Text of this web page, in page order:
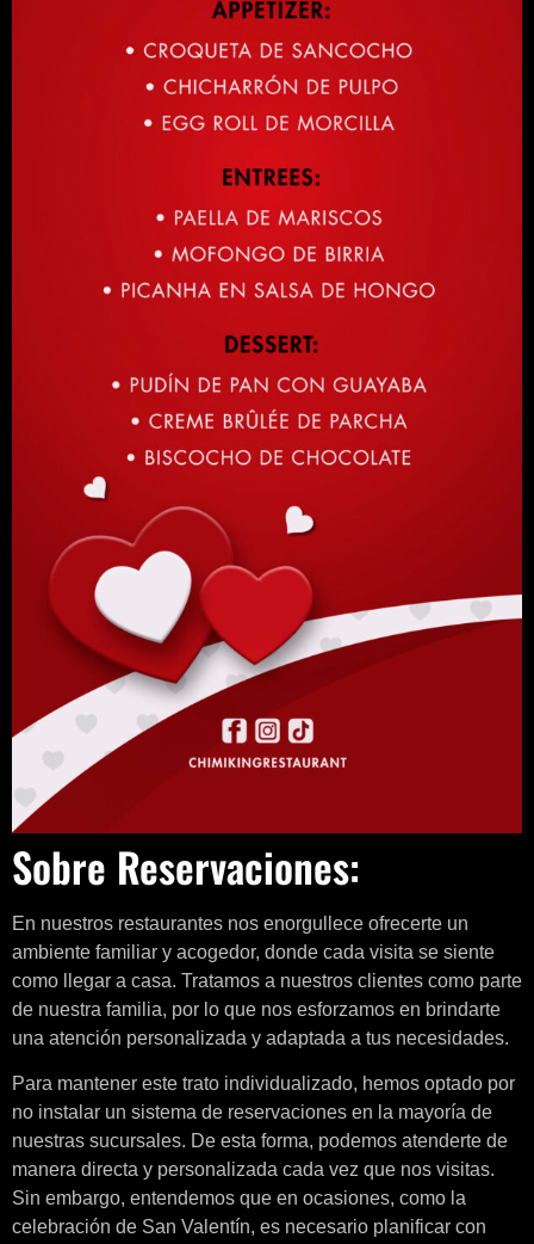
Sobre Reservaciones:
En nuestros restaurantes nos enorgullece ofrecerte un
ambiente familiar y acogedor, donde cada visita se siente
como llegar a casa. Tratamos a nuestros clientes como parte
de nuestra familia, por lo que nos esforzamos en brindarte
una atención personalizada y adaptada a tus necesidades.
Para mantener este trato individualizado, hemos optado por
no instalar un sistema de reservaciones en la mayoría de
nuestras sucursales. De esta forma, podemos atenderte de
manera directa y personalizada cada vez que nos visitas.
Sin embargo, entendemos que en ocasiones, como la
celebración de San Valentín, es necesario planificar con